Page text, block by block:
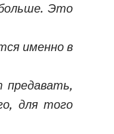
Это
именно в
для того